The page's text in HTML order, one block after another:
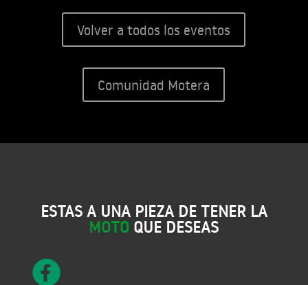
Volver a todos los eventos
Comunidad Motera
ESTAS A UNA PIEZA DE TENER LA
MOTO QUE DESEAS